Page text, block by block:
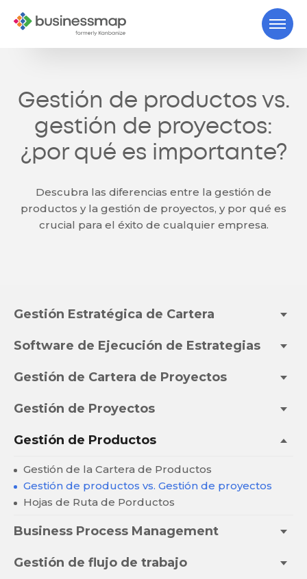
Gestión de productos vs.
gestión de proyectos:
¿por qué es importante?
Descubra las diferencias entre la gestión de
productos y la gestión de proyectos, y por qué es
crucial para el éxito de cualquier empresa.
Gestión Estratégica de Cartera
Software de Ejecución de Estrategias
Gestión de Cartera de Proyectos
Gestión de Proyectos
Gestión de Productos
Gestión de la Cartera de Productos
Gestión de productos vs. Gestión de proyectos
Hojas de Ruta de Porductos
Business Process Management
Gestión de flujo de trabajo